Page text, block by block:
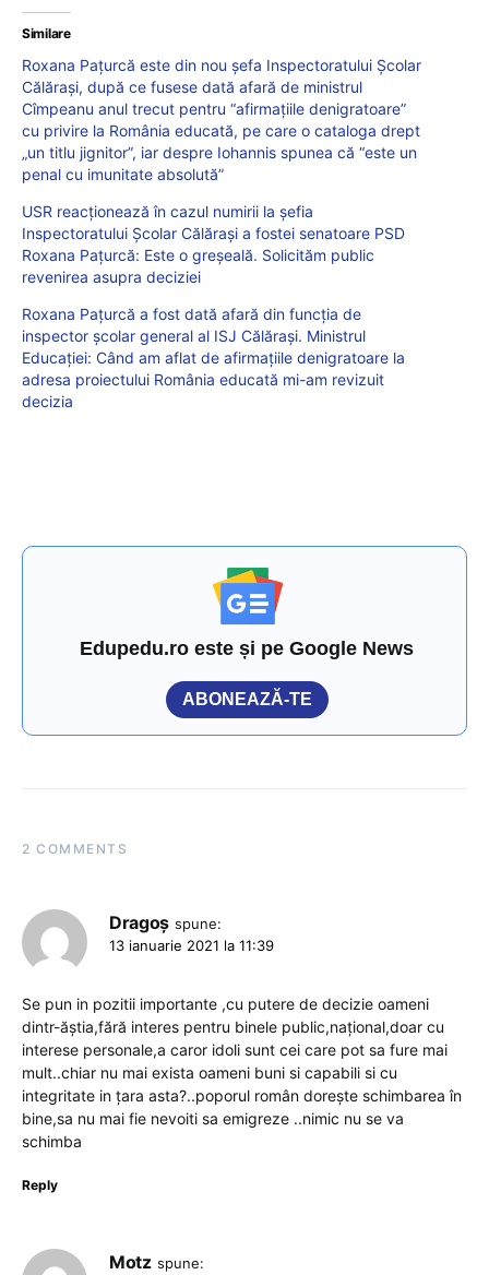
Similare
Roxana Pațurcă este din nou șefa Inspectoratului Școlar
Călărași, după ce fusese dată afară de ministrul
Cîmpeanu anul trecut pentru “afirmațiile denigratoare”
cu privire la România educată, pe care o cataloga drept
„un titlu jignitor”, iar despre Iohannis spunea că “este un
penal cu imunitate absolută”
USR reacționează în cazul numirii la șefia
Inspectoratului Școlar Călărași a fostei senatoare PSD
Roxana Pațurcă: Este o greșeală. Solicităm public
revenirea asupra deciziei
Roxana Pațurcă a fost dată afară din funcția de
inspector școlar general al ISJ Călărași. Ministrul
Educației: Când am aflat de afirmațiile denigratoare la
adresa proiectului România educată mi-am revizuit
decizia
Edupedu.ro este și pe Google News
ABONEAZĂ-TE
2 COMMENTS
Dragoș spune:
13 ianuarie 2021 la 11:39
Se pun in pozitii importante ,cu putere de decizie oameni
dintr-ăștia,fără interes pentru binele public,național,doar cu
interese personale,a caror idoli sunt cei care pot sa fure mai
mult..chiar nu mai exista oameni buni si capabili si cu
integritate in țara asta?..poporul român dorește schimbarea în
bine,sa nu mai fie nevoiti sa emigreze ..nimic nu se va
schimba
Reply
Motz spune: